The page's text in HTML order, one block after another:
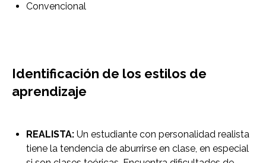
Convencional
Identificación de los estilos de
aprendizaje
REALISTA: Un estudiante con personalidad realista
tiene la tendencia de aburrirse en clase, en especial